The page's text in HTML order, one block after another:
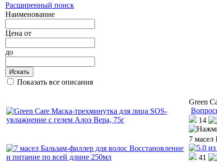
Расширенный поиск
Наименование
Цена от
до
Искать
Показать все описания
Green
14
7 масел
41